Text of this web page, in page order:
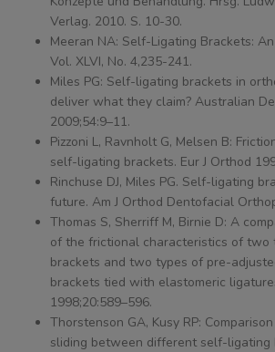
Verlag. 2010. S. 10-30.
Meeran NA: Self-Ligating Brackets:
Vol. XLVI, No. 4,235-241.
Miles PG: Self-ligating brackets in
deliver what they claim? Australian
2009;54:9–11.
Pizzoni L, Ravnholt G, Melsen B:
self-ligating brackets. Eur J Orthod
Rinchuse DJ, Miles PG. Self-ligating
future. Am J Orthod Dentofacial
Thomas S, Sherriff M, Birnie D: A
of the frictional characteristics of
brackets and two types of pre-
brackets tied with elastomeric
1998;20:589–596.
Thorstenson GA, Kusy RP:
sliding between different self-ligating